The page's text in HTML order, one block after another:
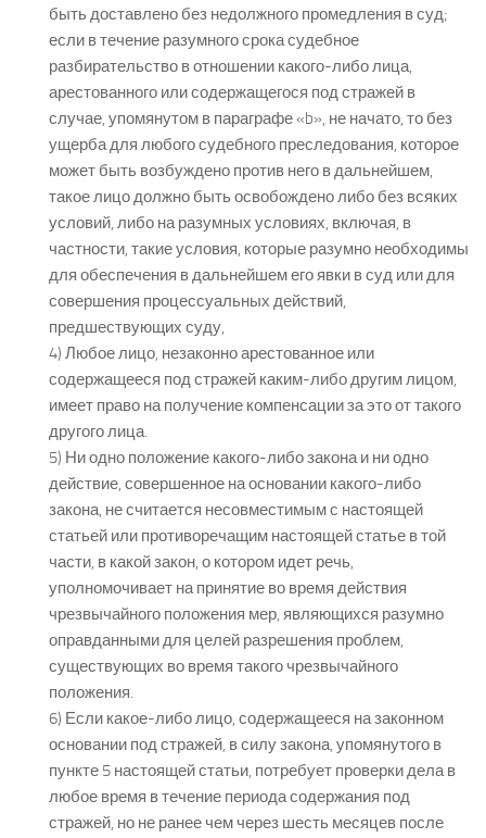
быть доставлено без недолжного промедления в суд;
если в течение разумного срока судебное
разбирательство в отношении какого-либо лица,
арестованного или содержащегося под стражей в
случае, упомянутом в параграфе «b», не начато, то без
ущерба для любого судебного преследования, которое
может быть возбуждено против него в дальнейшем,
такое лицо должно быть освобождено либо без всяких
условий, либо на разумных условиях, включая, в
частности, такие условия, которые разумно необходимы
для обеспечения в дальнейшем его явки в суд или для
совершения процессуальных действий,
предшествующих суду,
4) Любое лицо, незаконно арестованное или
содержащееся под стражей каким-либо другим лицом,
имеет право на получение компенсации за это от такого
другого лица.
5) Ни одно положение какого-либо закона и ни одно
действие, совершенное на основании какого-либо
закона, не считается несовместимым с настоящей
статьей или противоречащим настоящей статье в той
части, в какой закон, о котором идет речь,
уполномочивает на принятие во время действия
чрезвычайного положения мер, являющихся разумно
оправданными для целей разрешения проблем,
существующих во время такого чрезвычайного
положения.
6) Если какое-либо лицо, содержащееся на законном
основании под стражей, в силу закона, упомянутого в
пункте 5 настоящей статьи, потребует проверки дела в
любое время в течение периода содержания под
стражей, но не ранее чем через шесть месяцев после